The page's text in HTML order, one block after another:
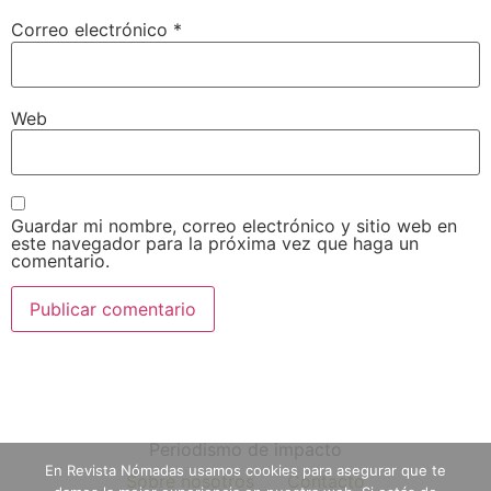
Correo electrónico *
Web
Guardar mi nombre, correo electrónico y sitio web en
este navegador para la próxima vez que haga un
comentario.
Periodismo de impacto
Sobre nosotros
Contacto
En Revista Nómadas usamos cookies para asegurar que te